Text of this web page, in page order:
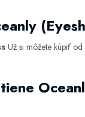
Už si môžete kúpiť